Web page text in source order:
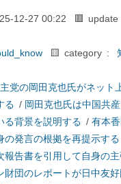
12-27 00:22 🟥 update
🟨 category :
党の岡田克也氏がネット
る / 岡田克也氏は中国共
る背景を説明する / 有本
の発言の根拠を再提示する
報告書を引用して自身の
財団のレポートが日中友